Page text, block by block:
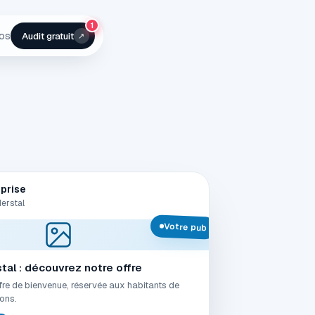
Audit gratuit ↗
1
: découvrez notre offre
de bienvenue, réservée aux habitants de
Votre pub